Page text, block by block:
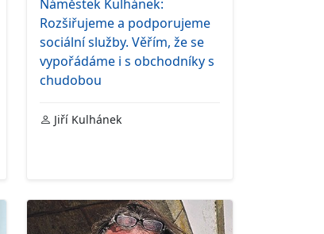
Náměstek Kulhánek:
Rozšiřujeme a podporujeme
sociální služby. Věřím, že se
vypořádáme i s obchodníky s
chudobou
Jiří Kulhánek